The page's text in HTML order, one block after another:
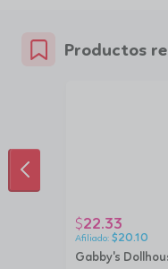
Productos
Gabby's
$22.33
$20.10
ANTERIOR